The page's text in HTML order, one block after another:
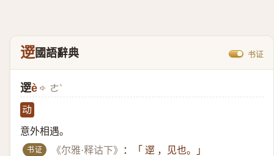
遻國語辭典 书证
遻è ㄜˋ
动
意外相遇。
书证 《尔雅·释诂下》 ：
「 遻 ，见也。」